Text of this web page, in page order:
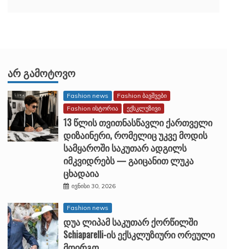
ᲐᲠ ᲒᲐᲛᲝᲢᲝᲕᲝ
Fashion news
Fashion ბავშვები
Fashion ისტორია
ექსკლუზივი
13 წლის თვითნასწავლი ქართველი
დიზაინერი, რომელიც უკვე მოდის
სამყაროში საკუთარ ადგილს
იმკვიდრებს — გაიცანით ლუკა
ცხადაია
ივნისი 30, 2026
Fashion news
დუა ლიპამ საკუთარ ქორწილში
Schiaparelli-ის ექსკლუზიური ორეული